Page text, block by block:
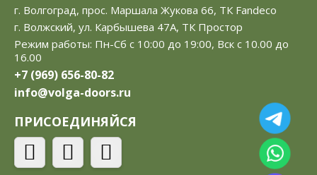
г. Волгоград, прос. Маршала Жукова 66, ТК Fandeco
г. Волжский, ул. Карбышева 47А, ТК Простор
Режим работы: Пн-Сб с 10:00 до 19:00, Вск с 10.00 до
16.00
+7 (969) 656-80-82
info@volga-doors.ru
ПРИСОЕДИНЯЙСЯ